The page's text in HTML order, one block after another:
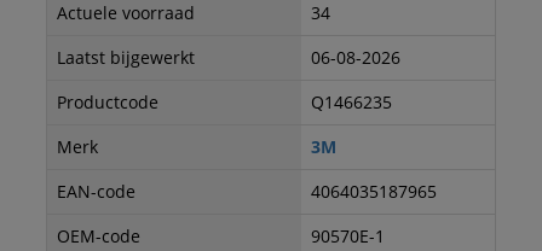
Actuele voorraad
34
Laatst bijgewerkt
06-08-2026
Productcode
Q1466235
Merk
3M
EAN-code
4064035187965
OEM-code
90570E-1